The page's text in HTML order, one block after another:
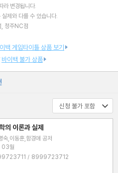
라 변경됩니다.
제와 다를 수 있습니다.
, 청주NC점
백 게임타이틀 상품 보기
바이백 불가 상품
의 이론과 실제
숙,이동훈,함경애 공저
03월
ISBN : 9788999723711 / 8999723712